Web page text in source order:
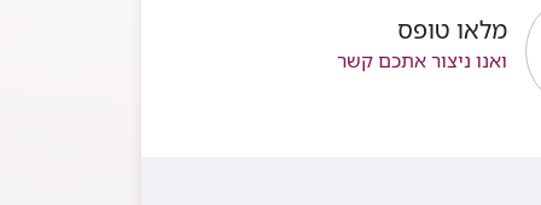
מלאו טופס
ואנו ניצור אתכם קשר